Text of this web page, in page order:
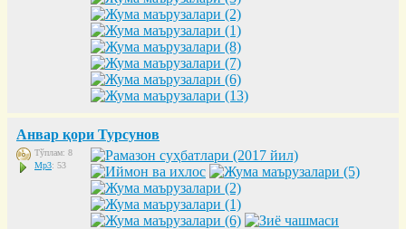
Анвар қори Турсунов
Тўплам: 8
Mp3: 53